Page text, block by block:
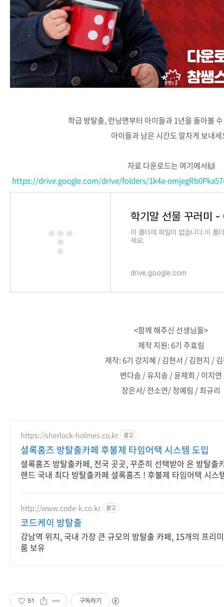
학급 방탈출, 런닝맨부터 아이들과 1년을 돌아볼
아이들과 남은 시간도 알차게 보내
자료 다운로드는 여기에서🙌
https://drive.google.com/drive/folders/1k4a-
학기말 선물 꾸러미
이 폴더에 파일이 없습니다.이 폴
세요.
drive.google.com
<함께 해주신 선생님들>
제작 지원: 6기 주효림
제작: 6기 강지혜 / 김현서 / 김현지 /
변다솜 / 유지송 / 윤제희 / 이지연
장은서/ 전소연/ 정예림 / 최규리
https://sherlock-holmes.co.kr 광고
셜록홈즈 방탈출카페 후불제 타임어택 시스템 도입
셜록홈즈 방탈출카페, 전국 곳곳, 꾸준히 선택받아 온 방탈출
랜드 국내 최다 방탈출카페 셜록홈즈 ! 후불제 타임어택 시스
http://www.code-k.co.kr 광고
코드케이 방탈출
강남역 위치, 국내 가장 큰 규모의 방탈출 카페, 15개의 프리
룸 보유
51 구독하기